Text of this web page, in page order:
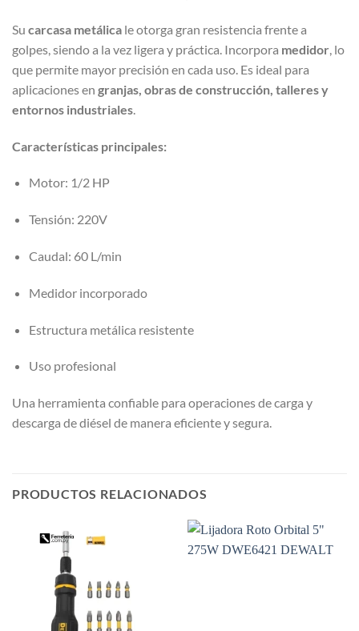
Su carcasa metálica le otorga gran resistencia frente a
golpes, siendo a la vez ligera y práctica. Incorpora medidor , lo
que permite mayor precisión en cada uso. Es ideal para
aplicaciones en granjas, obras de construcción, talleres y
entornos industriales
Características principales:
Motor: 1/2 HP
Tensión: 220V
Caudal: 60 L/min
Medidor incorporado
Estructura metálica resistente
Uso profesional
Una herramienta confiable para operaciones de carga y
descarga de diésel de manera eficiente y segura.
PRODUCTOS RELACIONADOS